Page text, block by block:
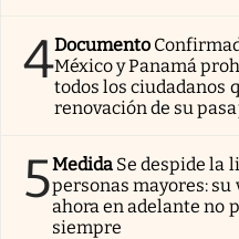
4Documento
México y Panamá
todos los ciudadanos
renovación de su
5Medida Se despide la
personas mayores: su
ahora en adelante no
siempre